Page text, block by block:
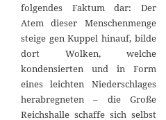
folgendes Faktum dar: Der
Atem dieser Menschenmenge
steige gen Kuppel hinauf, bilde
dort Wolken, welche
kondensierten und in Form
eines leichten Niederschlages
herabregneten – die Große
Reichshalle schaffe sich selbst